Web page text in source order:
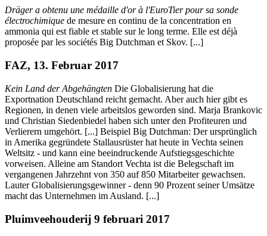
Dräger a obtenu une médaille d'or à l'EuroTier pour sa sonde
électrochimique de mesure en continu de la concentration en
ammonia qui est fiable et stable sur le long terme. Elle est déjà
proposée par les sociétés Big Dutchman et Skov. [...]
FAZ, 13. Februar 2017
Kein Land der Abgehängten Die Globalisierung hat die
Exportnation Deutschland reicht gemacht. Aber auch hier gibt es
Regionen, in denen viele arbeitslos geworden sind. Marja Brankovic
und Christian Siedenbiedel haben sich unter den Profiteuren und
Verlierern umgehört. [...] Beispiel Big Dutchman: Der ursprünglich
in Amerika gegründete Stallausrüster hat heute in Vechta seinen
Weltsitz - und kann eine beeindruckende Aufstiegsgeschichte
vorweisen. Alleine am Standort Vechta ist die Belegschaft im
vergangenen Jahrzehnt von 350 auf 850 Mitarbeiter gewachsen.
Lauter Globalisierungsgewinner - denn 90 Prozent seiner Umsätze
macht das Unternehmen im Ausland. [...]
Pluimveehouderij 9 februari 2017